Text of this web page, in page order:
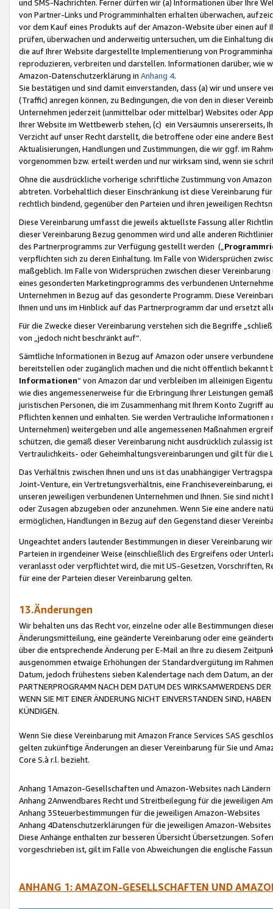
und SMS-Nachrichten. Ferner dürfen wir (a) Informationen über Ihre
von Partner-Links und Programminhalten erhalten überwachen,
vor dem Kauf eines Produkts auf der Amazon-Website über einen
prüfen, überwachen und anderweitig untersuchen, um die Einhaltung
die auf Ihrer Website dargestellte Implementierung von
reproduzieren, verbreiten und darstellen. Informationen darüber, wie
Amazon-Datenschutzerklärung in Anhang 4.
Sie bestätigen und sind damit einverstanden, dass (a) wir und
(Traffic) anregen können, zu Bedingungen, die von den in dieser
Unternehmen jederzeit (unmittelbar oder mittelbar) Websites oder
Ihrer Website im Wettbewerb stehen, (c) ein Versäumnis unsererseits,
Verzicht auf unser Recht darstellt, die betroffene oder eine andere
Aktualisierungen, Handlungen und Zustimmungen, die wir ggf. im
vorgenommen bzw. erteilt werden und nur wirksam sind, wenn sie
Ohne die ausdrückliche vorherige schriftliche Zustimmung von
abtreten. Vorbehaltlich dieser Einschränkung ist diese Vereinbarung
rechtlich bindend, gegenüber den Parteien und ihren jeweiligen
Diese Vereinbarung umfasst die jeweils aktuellste Fassung aller
dieser Vereinbarung Bezug genommen wird und alle anderen
des Partnerprogramms zur Verfügung gestellt werden („
verpflichten sich zu deren Einhaltung. Im Falle von Widersprüchen
maßgeblich. Im Falle von Widersprüchen zwischen dieser
eines gesonderten Marketingprogramms des verbundenen
Unternehmen in Bezug auf das gesonderte Programm. Diese
Ihnen und uns im Hinblick auf das Partnerprogramm dar und ersetzt
Für die Zwecke dieser Vereinbarung verstehen sich die Begriffe
von „jedoch nicht beschränkt auf“.
Sämtliche Informationen in Bezug auf Amazon oder unsere
bereitstellen oder zugänglich machen und die nicht öffentlich
Informationen“ von Amazon dar und verbleiben im alleinigen
wie dies angemessenerweise für die Erbringung Ihrer Leistungen
juristischen Personen, die im Zusammenhang mit Ihrem Konto
Pflichten kennen und einhalten. Sie werden Vertrauliche
Unternehmen) weitergeben und alle angemessenen Maßnahmen
schützen, die gemäß dieser Vereinbarung nicht ausdrücklich zulässig
Vertraulichkeits- oder Geheimhaltungsvereinbarungen und gilt für die
Das Verhältnis zwischen Ihnen und uns ist das unabhängiger
Joint-Venture, ein Vertretungsverhältnis, eine Franchisevereinbarung,
unseren jeweiligen verbundenen Unternehmen und Ihnen. Sie sind
oder Zusagen abzugeben oder anzunehmen. Wenn Sie eine andere
ermöglichen, Handlungen in Bezug auf den Gegenstand dieser
Ungeachtet anders lautender Bestimmungen in dieser Vereinbarung
Parteien in irgendeiner Weise (einschließlich des Ergreifens oder
veranlasst oder verpflichtet wird, die mit US-Gesetzen, Vorschriften,
für eine der Parteien dieser Vereinbarung gelten.
13.Änderungen
Wir behalten uns das Recht vor, einzelne oder alle Bestimmungen
Änderungsmitteilung, eine geänderte Vereinbarung oder eine
über die entsprechende Änderung per E-Mail an Ihre zu diesem
ausgenommen etwaige Erhöhungen der Standardvergütung im
Datum, jedoch frühestens sieben Kalendertage nach dem Datum, an
PARTNERPROGRAMM NACH DEM DATUM DES WIRKSAMWERDENS
WENN SIE MIT EINER ÄNDERUNG NICHT EINVERSTANDEN SIND,
KÜNDIGEN.
Wenn Sie diese Vereinbarung mit Amazon France Services SAS
gelten zukünftige Änderungen an dieser Vereinbarung für Sie und
Core S.à r.l. bezieht.
Anhang 1Amazon-Gesellschaften und Amazon-Websites nach Ländern
Anhang 2Anwendbares Recht und Streitbeilegung für die jeweiligen
Anhang 3Steuerbestimmungen für die jeweiligen Amazon-Websites
Anhang 4Datenschutzerklärungen für die jeweiligen Amazon-Websites
Diese Anhänge enthalten zur besseren Übersicht Übersetzungen.
vorgeschrieben ist, gilt im Falle von Abweichungen die englische
ANHANG 1: AMAZON-GESELLSCHAFTEN UND